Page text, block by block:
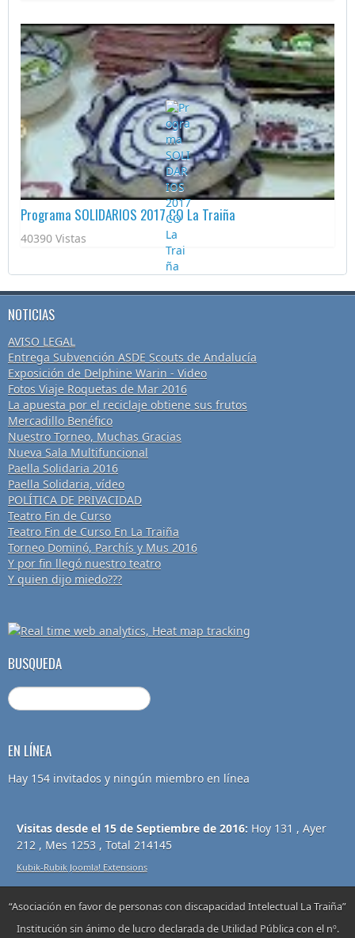
Programa SOLIDARIOS 2017 CO La Traiña
40390 Vistas
NOTICIAS
AVISO LEGAL
Entrega Subvención ASDE Scouts de Andalucía
Exposición de Delphine Warin - Video
Fotos Viaje Roquetas de Mar 2016
La apuesta por el reciclaje obtiene sus frutos
Mercadillo Benéfico
Nuestro Torneo, Muchas Gracias
Nueva Sala Multifuncional
Paella Solidaria 2016
Paella Solidaria, vídeo
POLÍTICA DE PRIVACIDAD
Teatro Fin de Curso
Teatro Fin de Curso En La Traiña
Torneo Dominó, Parchís y Mus 2016
Y por fin llegó nuestro teatro
Y quien dijo miedo???
BUSQUEDA
EN LÍNEA
Hay 154 invitados y ningún miembro en línea
Visitas desde el 15 de Septiembre de 2016: Hoy 131 , Ayer
212 , Mes 1253 , Total 214145
Kubik-Rubik Joomla! Extensions
“Asociación en favor de personas con discapacidad Intelectual La Traiña”
Institución sin ánimo de lucro declarada de Utilidad Pública con el nº.